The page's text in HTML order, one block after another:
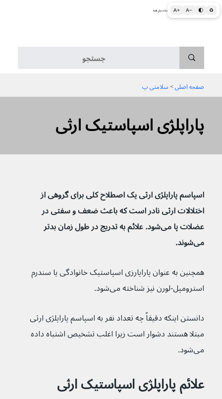
A+ A− 🌓 ♻ اطلاعات پزشکی و بهداشتی به زبان ساده برای همه
پاراپلژی اسپاستیک ارثی
صفحه اصلی > سلامتی پ
اسپاسم پاراپلژی ارثی یک اصطلاح کلی برای گروهی از
اختلالات ارثی نادر است که باعث ضعف و سفتی در
عضلات پا می‌شود. علائم به تدریج در طول زمان بدتر
می‌شوند.
همچنین به عنوان پاراپارزی اسپاستیک خانوادگی یا سندرم
استرومپل-لورن نیز شناخته می‌شود.
دانستن اینکه دقیقاً چه تعداد نفر به اسپاسم پاراپلژی ارثی
مبتلا هستند دشوار است زیرا اغلب تشخیص اشتباه داده
می‌شود.
علائم پاراپلژی اسپاستیک ارثی